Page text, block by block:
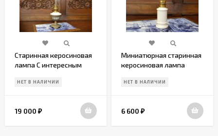
Старинная керосиновая
лампа С интересным
НЕТ В НАЛИЧИИ
19 000 ₽
Миниатюрная старинная
керосиновая лампа
НЕТ В НАЛИЧИИ
6 600 ₽